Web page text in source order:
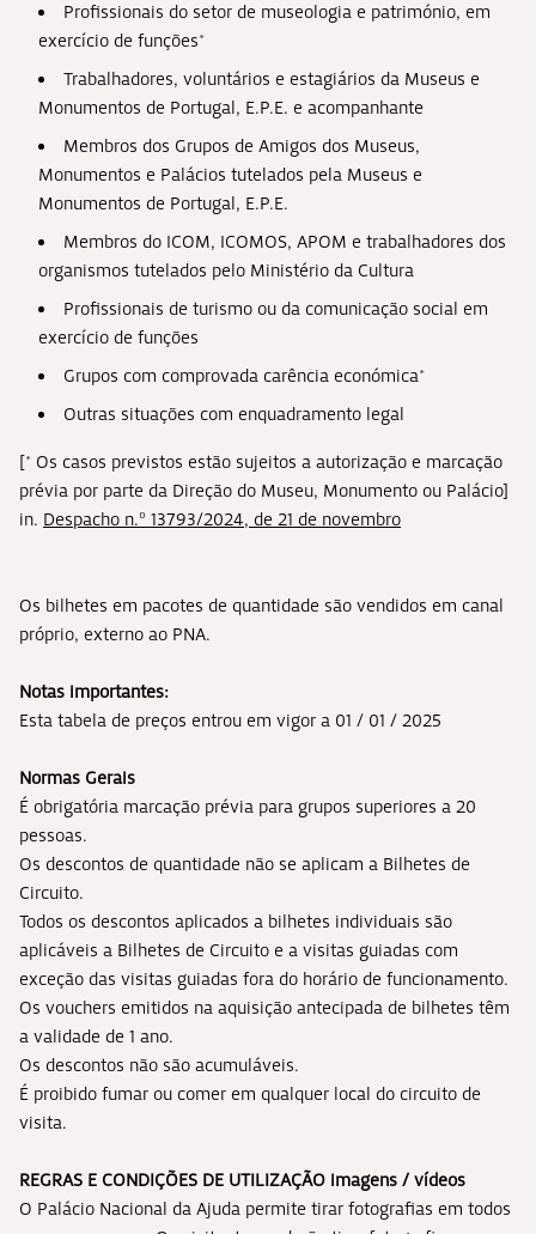
Profissionais do setor de museologia e património, em
exercício de funções*
Trabalhadores, voluntários e estagiários da Museus e
Monumentos de Portugal, E.P.E. e acompanhante
Membros dos Grupos de Amigos dos Museus,
Monumentos e Palácios tutelados pela Museus e
Monumentos de Portugal, E.P.E.
Membros do ICOM, ICOMOS, APOM e trabalhadores dos
organismos tutelados pelo Ministério da Cultura
Profissionais de turismo ou da comunicação social em
exercício de funções
Grupos com comprovada carência económica*
Outras situações com enquadramento legal
[* Os casos previstos estão sujeitos a autorização e marcação
prévia por parte da Direção do Museu, Monumento ou Palácio]
in. Despacho n.º 13793/2024, de 21 de novembro
Os bilhetes em pacotes de quantidade são vendidos em canal
próprio, externo ao PNA.
Notas importantes:
Esta tabela de preços entrou em vigor a 01 / 01 / 2025
Normas Gerais
É obrigatória marcação prévia para grupos superiores a 20
pessoas.
Os descontos de quantidade não se aplicam a Bilhetes de
Circuito.
Todos os descontos aplicados a bilhetes individuais são
aplicáveis a Bilhetes de Circuito e a visitas guiadas com
exceção das visitas guiadas fora do horário de funcionamento.
Os vouchers emitidos na aquisição antecipada de bilhetes têm
a validade de 1 ano.
Os descontos não são acumuláveis.
É proibido fumar ou comer em qualquer local do circuito de
visita.
REGRAS E CONDIÇÕES DE UTILIZAÇÃO imagens / vídeos
O Palácio Nacional da Ajuda permite tirar fotografias em todos